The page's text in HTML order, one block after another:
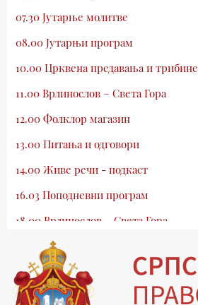
07.30 Јутарње молитве
08.00 Јутарњи програм
10.00 Црквена предавања и трибине
11.00 Врлинослов – Света Гора
12.00 Фолклор магазин
13.00 Питања и одговори
14.00 Живе речи - подкаст
16.03 Поподневни програм
18.00 Врлинослов – Света Гора
19.03 Атлас памћења
19.30 Вечерње молитве
20.00 Вести из Цркве